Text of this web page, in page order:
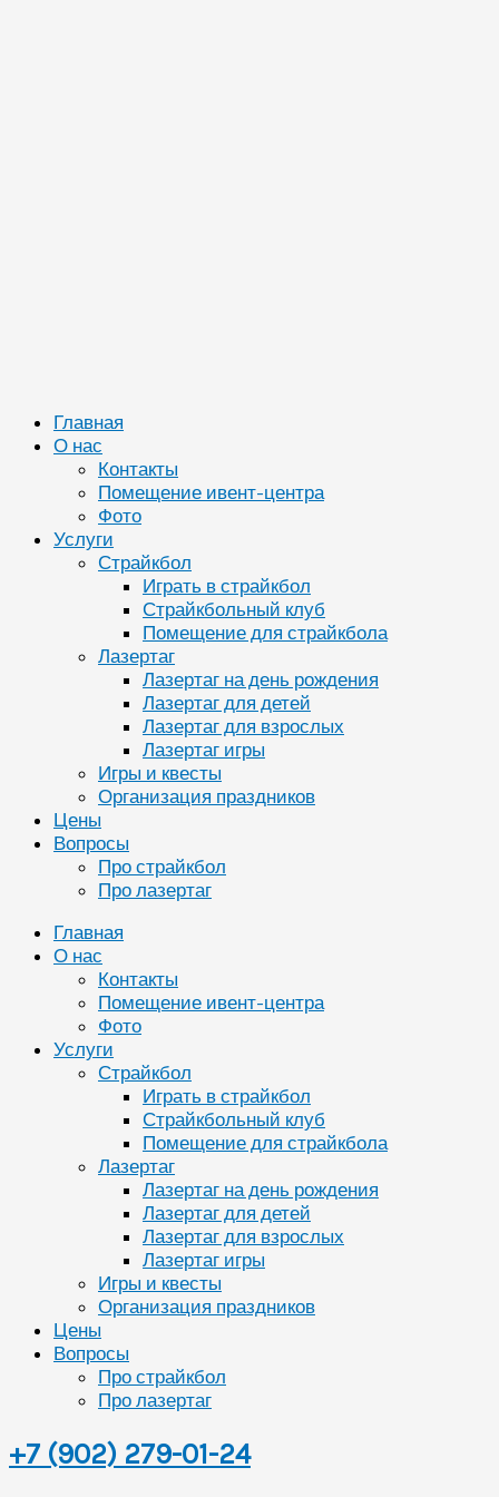
Главная
О нас
Контакты
Помещение ивент-центра
Фото
Услуги
Страйкбол
Играть в страйкбол
Страйкбольный клуб
Помещение для страйкбола
Лазертаг
Лазертаг на день рождения
Лазертаг для детей
Лазертаг для взрослых
Лазертаг игры
Игры и квесты
Организация праздников
Цены
Вопросы
Про страйкбол
Про лазертаг
Главная
О нас
Контакты
Помещение ивент-центра
Фото
Услуги
Страйкбол
Играть в страйкбол
Страйкбольный клуб
Помещение для страйкбола
Лазертаг
Лазертаг на день рождения
Лазертаг для детей
Лазертаг для взрослых
Лазертаг игры
Игры и квесты
Организация праздников
Цены
Вопросы
Про страйкбол
Про лазертаг
+7 (902) 279-01-24